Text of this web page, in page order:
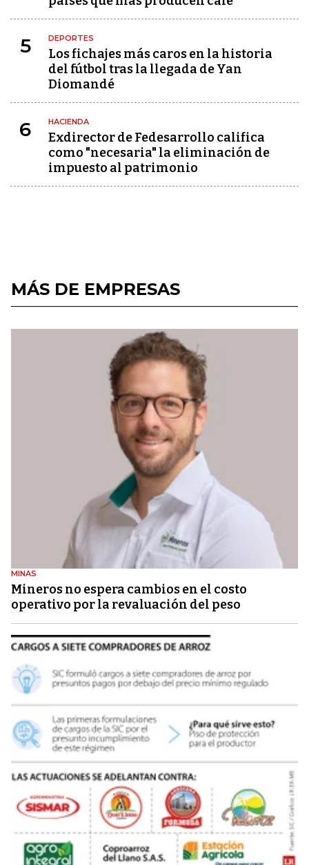
5 DEPORTES
Los fichajes más caros en la historia
del fútbol tras la llegada de Yan
Diomandé
6 HACIENDA
Exdirector de Fedesarrollo califica
como "necesaria" la eliminación de
impuesto al patrimonio
MÁS DE EMPRESAS
MINAS
Mineros no espera cambios en el costo
operativo por la revaluación del peso